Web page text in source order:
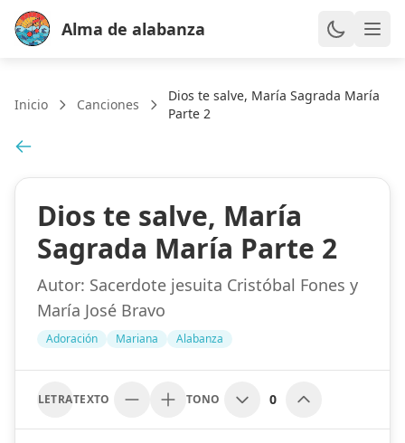
Alma de alabanza
Inicio Canciones
Dios te salve, María Sagrada María
Parte 2
Dios te salve, María
Sagrada María Parte 2
Autor: Sacerdote jesuita Cristóbal Fones y
María José Bravo
Adoración Mariana Alabanza
LETRATEXTO TONO 0